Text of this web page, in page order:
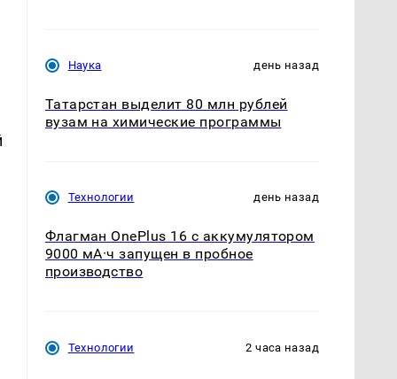
Наука день назад
Татарстан выделит 80 млн рублей
вузам на химические программы
Технологии день назад
Флагман OnePlus 16 с аккумулятором
9000 мА·ч запущен в пробное
производство
Технологии 2 часа назад